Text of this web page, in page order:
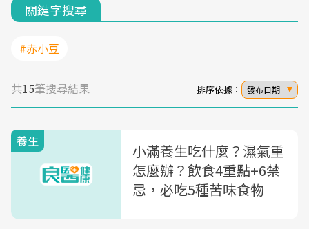
關鍵字搜尋
#赤小豆
共15筆搜尋結果 排序依據： 發布日期
養生
小滿養生吃什麼？濕氣重
怎麼辦？飲食4重點+6禁
忌，必吃5種苦味食物